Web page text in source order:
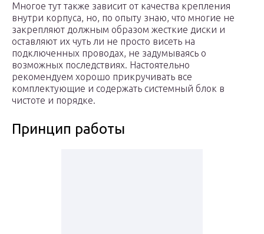
Многое тут также зависит от качества крепления
внутри корпуса, но, по опыту знаю, что многие не
закрепляют должным образом жесткие диски и
оставляют их чуть ли не просто висеть на
подключенных проводах, не задумываясь о
возможных последствиях. Настоятельно
рекомендуем хорошо прикручивать все
комплектующие и содержать системный блок в
чистоте и порядке.
Принцип работы